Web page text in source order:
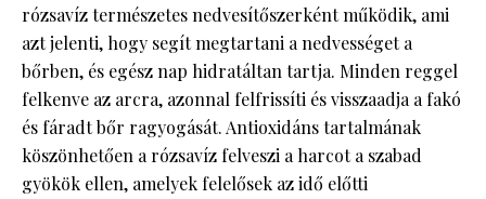
rózsavíz természetes nedvesítőszerként működik, ami
azt jelenti, hogy segít megtartani a nedvességet a
bőrben, és egész nap hidratáltan tartja. Minden reggel
felkenve az arcra, azonnal felfrissíti és visszaadja a fakó
és fáradt bőr ragyogását. Antioxidáns tartalmának
köszönhetően a rózsavíz felveszi a harcot a szabad
gyökök ellen, amelyek felelősek az idő előtti